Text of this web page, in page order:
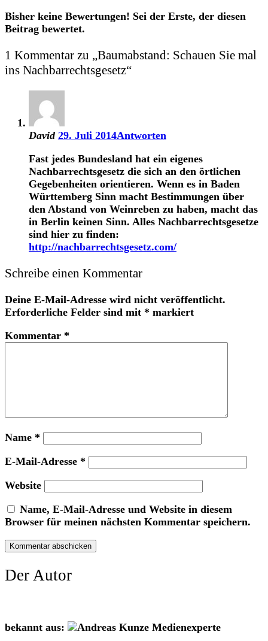
Bisher keine Bewertungen! Sei der Erste, der diesen
Beitrag bewertet.
1 Kommentar zu „Baumabstand: Schauen Sie mal
ins Nachbarrechtsgesetz“
David 29. Juli 2014Antworten
Fast jedes Bundesland hat ein eigenes
Nachbarrechtsgesetz die sich an den örtlichen
Gegebenheiten orientieren. Wenn es in Baden
Württemberg Sinn macht Bestimmungen über
den Abstand von Weinreben zu haben, macht das
in Berlin keinen Sinn. Alles Nachbarrechtsgesetze
sind hier zu finden:
http://nachbarrechtsgesetz.com/
Schreibe einen Kommentar
Deine E-Mail-Adresse wird nicht veröffentlicht.
Erforderliche Felder sind mit * markiert
Kommentar *
Name *
E-Mail-Adresse *
Website
Name, E-Mail-Adresse und Website in diesem
Browser für meinen nächsten Kommentar speichern.
Der Autor
bekannt aus: